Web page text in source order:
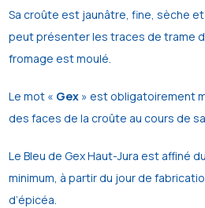
Sa croûte est jaunâtre, fine, sèche
peut présenter les traces de trame
fromage est moulé.
Le mot « Gex » est obligatoirement
des faces de la croûte au cours de
Le Bleu de Gex Haut-Jura est affiné
minimum, à partir du jour de
d’épicéa.